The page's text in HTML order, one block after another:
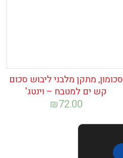
סכומון, מתקן מלבני ליבוש סכום
קש ים למטבח – וינטג'
₪72.00